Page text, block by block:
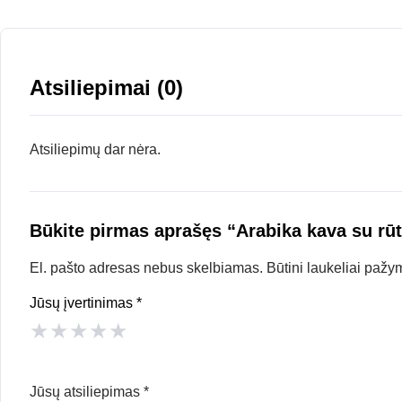
Atsiliepimai (0)
Atsiliepimų dar nėra.
Būkite pirmas aprašęs “Arabika kava su
El. pašto adresas nebus skelbiamas. Būtini laukeliai
Jūsų įvertinimas *
★★★★★
Jūsų atsiliepimas *